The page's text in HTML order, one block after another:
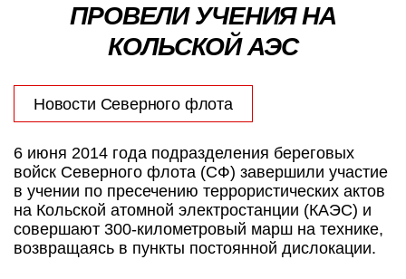
ПРОВЕЛИ УЧЕНИЯ НА
КОЛЬСКОЙ АЭС
Новости Северного флота
6 июня 2014 года подразделения береговых
войск Северного флота (СФ) завершили участие
в учении по пресечению террористических актов
на Кольской атомной электростанции (КАЭС) и
совершают 300-километровый марш на технике,
возвращаясь в пункты постоянной дислокации.